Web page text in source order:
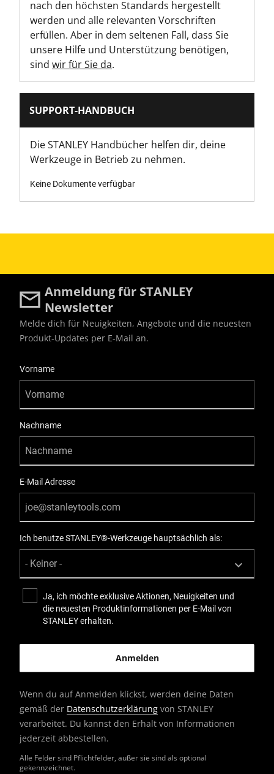
nach den höchsten Standards hergestellt
werden und alle relevanten Vorschriften
erfüllen. Aber in dem seltenen Fall, dass Sie
unsere Hilfe und Unterstützung benötigen,
sind wir für Sie da.
SUPPORT-HANDBUCH
Die STANLEY Handbücher helfen dir, deine
Werkzeuge in Betrieb zu nehmen.
Keine Dokumente verfügbar
Anmeldung für STANLEY
Newsletter
Alle Felder sind Pflichtfelder, außer sie sind als optional
gekennzeichnet.
Melde dich für Neuigkeiten, Angebote und die neuesten
Produkt-Updates per E-Mail an.
Vorname
Nachname
E-Mail Adresse
Ich benutze STANLEY®-Werkzeuge hauptsächlich als:
Ja, ich möchte exklusive Aktionen, Neuigkeiten und
die neuesten Produktinformationen per E-Mail von
STANLEY erhalten.
Wenn du auf Anmelden klickst, werden deine Daten
gemäß der Datenschutzerklärung von STANLEY
verarbeitet. Du kannst den Erhalt von Informationen
jederzeit abbestellen.